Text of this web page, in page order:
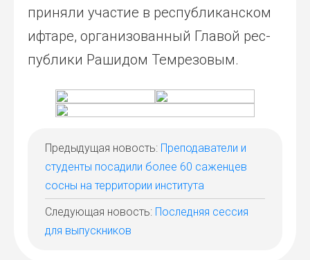
при­ня­ли уча­стие в рес­пуб­ли­кан­ском
ифта­ре, орга­ни­зо­ван­ный Гла­вой рес­
пуб­ли­ки Раши­дом Тем­ре­зо­вым.
Предыдущая новость: Преподаватели и
студенты посадили более 60 саженцев
сосны на территории института
Следующая новость: Последняя сессия
для выпускников